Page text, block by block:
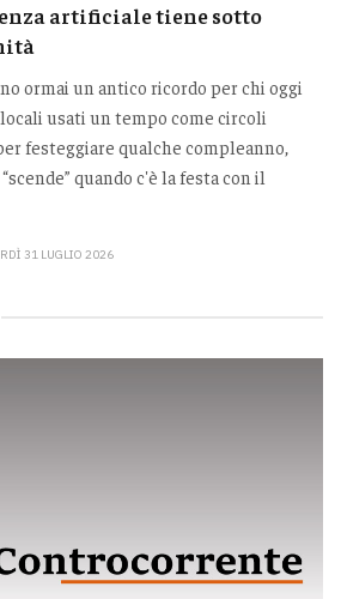
artificiale tiene sotto
ormai un antico ricordo per chi oggi
usati un tempo come circoli
festeggiare qualche compleanno,
quando c'è la festa con il
31 LUGLIO 2026